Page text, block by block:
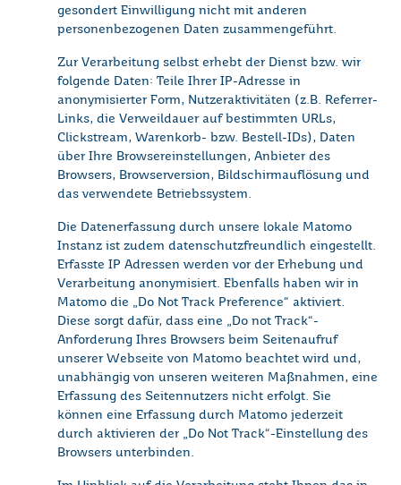
gesondert Einwilligung nicht mit anderen
personenbezogenen Daten zusammengeführt.
Zur Verarbeitung selbst erhebt der Dienst bzw. wir
folgende Daten: Teile Ihrer IP-Adresse in
anonymisierter Form, Nutzeraktivitäten (z.B. Referrer-
Links, die Verweildauer auf bestimmten URLs,
Clickstream, Warenkorb- bzw. Bestell-IDs), Daten
über Ihre Browsereinstellungen, Anbieter des
Browsers, Browserversion, Bildschirmauflösung und
das verwendete Betriebssystem.
Die Datenerfassung durch unsere lokale Matomo
Instanz ist zudem datenschutzfreundlich eingestellt.
Erfasste IP Adressen werden vor der Erhebung und
Verarbeitung anonymisiert. Ebenfalls haben wir in
Matomo die „Do Not Track Preference“ aktiviert.
Diese sorgt dafür, dass eine „Do not Track“-
Anforderung Ihres Browsers beim Seitenaufruf
unserer Webseite von Matomo beachtet wird und,
unabhängig von unseren weiteren Maßnahmen, eine
Erfassung des Seitennutzers nicht erfolgt. Sie
können eine Erfassung durch Matomo jederzeit
durch aktivieren der „Do Not Track“-Einstellung des
Browsers unterbinden.